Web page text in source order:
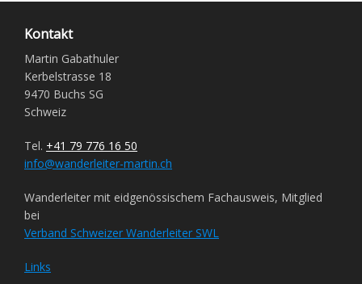
Kontakt
Martin Gabathuler
Kerbelstrasse 18
9470 Buchs SG
Schweiz
Tel. +41 79 776 16 50
info@wanderleiter-martin.ch
Wanderleiter mit eidgenössischem Fachausweis, Mitglied
bei
Verband Schweizer Wanderleiter SWL
Links